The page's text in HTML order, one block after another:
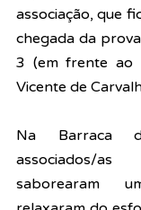
associação, que
chegada da
3 (em frente ao
Vicente de
Na Barraca
associados/
saborearam